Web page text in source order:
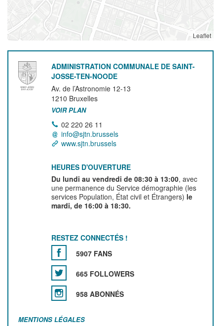
Leaflet
ADMINISTRATION COMMUNALE DE SAINT-
JOSSE-TEN-NOODE
Av. de l’Astronomie 12-13
1210 Bruxelles
VOIR PLAN
02 220 26 11
info@sjtn.brussels
www.sjtn.brussels
HEURES D'OUVERTURE
Du lundi au vendredi de 08:30 à 13:00, avec
une permanence du Service démographie (les
services Population, État civil et Étrangers) le
mardi, de 16:00 à 18:30.
RESTEZ CONNECTÉS !
5907 FANS
665 FOLLOWERS
958 ABONNÉS
MENTIONS LÉGALES